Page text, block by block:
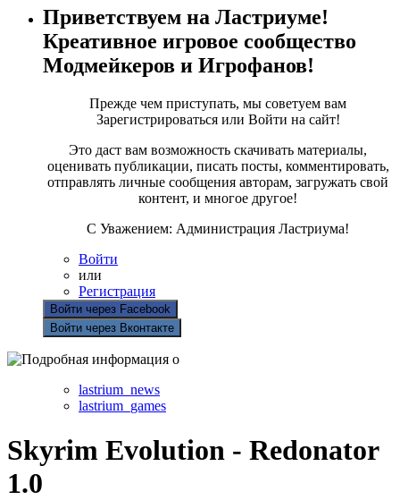
Приветствуем на Ластриуме!
Креативное игровое сообщество
Модмейкеров и Игрофанов!
Прежде чем приступать, мы советуем вам
Зарегистрироваться или Войти на сайт!
Это даст вам возможность скачивать материалы,
оценивать публикации, писать посты, комментировать,
отправлять личные сообщения авторам, загружать свой
контент, и многое другое!
С Уважением: Администрация Ластриума!
Войти
или
Регистрация
Войти через Facebook
Войти через Вконтакте
lastrium_news
lastrium_games
Skyrim Evolution - Redonator
1.0